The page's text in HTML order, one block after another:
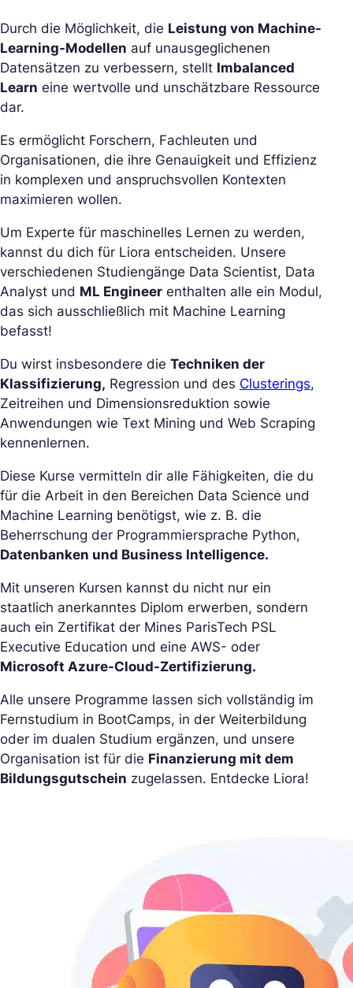
Durch die Möglichkeit, die Leistung von Machine-
Learning-Modellen auf unausgeglichenen
Datensätzen zu verbessern, stellt Imbalanced
Learn eine wertvolle und unschätzbare Ressource
dar.
Es ermöglicht Forschern, Fachleuten und
Organisationen, die ihre Genauigkeit und Effizienz
in komplexen und anspruchsvollen Kontexten
maximieren wollen.
Um Experte für maschinelles Lernen zu werden,
kannst du dich für Liora entscheiden. Unsere
verschiedenen Studiengänge Data Scientist, Data
Analyst und ML Engineer enthalten alle ein Modul,
das sich ausschließlich mit Machine Learning
befasst!
Du wirst insbesondere die Techniken der
Klassifizierung, Regression und des Clusterings,
Zeitreihen und Dimensionsreduktion sowie
Anwendungen wie Text Mining und Web Scraping
kennenlernen.
Diese Kurse vermitteln dir alle Fähigkeiten, die du
für die Arbeit in den Bereichen Data Science und
Machine Learning benötigst, wie z. B. die
Beherrschung der Programmiersprache Python,
Datenbanken und Business Intelligence.
Mit unseren Kursen kannst du nicht nur ein
staatlich anerkanntes Diplom erwerben, sondern
auch ein Zertifikat der Mines ParisTech PSL
Executive Education und eine AWS- oder
Microsoft Azure-Cloud-Zertifizierung.
Alle unsere Programme lassen sich vollständig im
Fernstudium in BootCamps, in der Weiterbildung
oder im dualen Studium ergänzen, und unsere
Organisation ist für die Finanzierung mit dem
Bildungsgutschein zugelassen. Entdecke Liora!